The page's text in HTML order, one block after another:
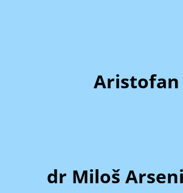
Aristofan
dr Miloš